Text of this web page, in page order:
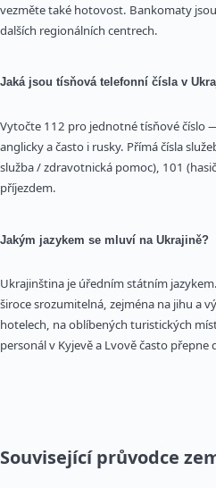
vezměte také hotovost. Bankomaty
dalších regionálních centrech.
Jaká jsou tísňová telefonní čísla v
Vytočte 112 pro jednotné tísňové číslo
anglicky a často i rusky. Přímá čísla
služba / zdravotnická pomoc), 101
příjezdem.
Jakým jazykem se mluví na Ukrajině?
Ukrajinština je úředním státním
široce srozumitelná, zejména na jihu a
hotelech, na oblíbených turistických
personál v Kyjevě a Lvově často
Související průvodce